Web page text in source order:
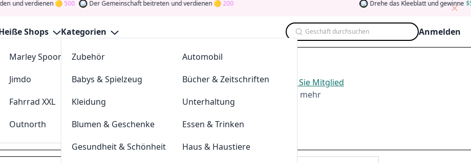
verdienen 500 Der Gemeinschaft beitreten und verdienen 200 Drehe das Kleeblatt und gewinne 5
Shops
Marley Spoon
Jimdo
sportdeal24
Fahrrad XXL
Outnorth
Parkettkaiser
Kategorien
Zubehör
Automobil
Babys & Spielzeug
Bücher & Zeitschriften
Kleidung
Unterhaltung
Blumen & Geschenke
Essen & Trinken
Gesundheit & Schönheit
Haus & Haustiere
Geschäft durchsuchen Anmelden
Gutscheine August 2026
GutscheinJagenfür die bestenTaschen24 -Angebote imAug. 2026.Werden Sie Mitglied
und verdienen Sie Tokens, indem Sie durch Abstimmen, Testen, Teilen und mehr
Sie den Glückskleeund gewinnen Sie Geld
taschen24.de